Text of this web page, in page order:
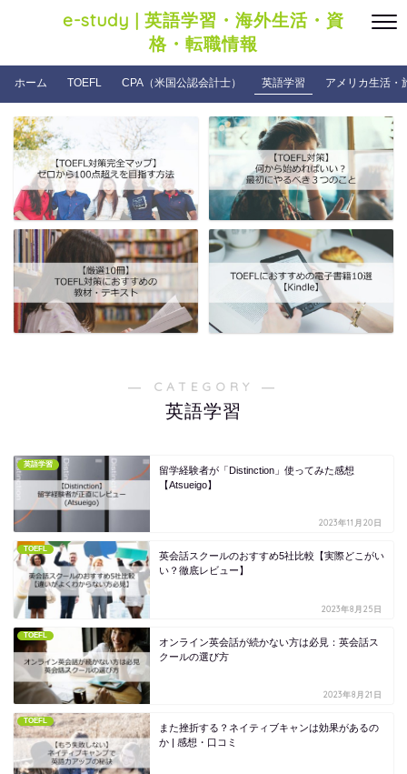
e-study | 英語学習・海外生活・資
格・転職情報
ホーム TOEFL CPA（米国公認会計士） 英語学習 アメリカ生活・
― CATEGORY ―
英語学習
英語学習
留学経験者が「Distinction」使ってみた感想
【Atsueigo】
2023年11月20日
TOEFL
英会話スクールのおすすめ5社比較【実際どこがい
い？徹底レビュー】
2023年8月25日
TOEFL
オンライン英会話が続かない方は必見：英会話ス
クールの選び方
2023年8月21日
TOEFL
また挫折する？ネイティブキャンは効果があるの
か | 感想・口コミ